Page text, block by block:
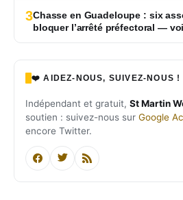
3Chasse en Guadeloupe : six
bloquer l’arrêté préfectoral —
❤️ AIDEZ-NOUS, SUIVEZ-NOUS !
Indépendant et gratuit, St Martin
soutien : suivez-nous sur Google
encore Twitter.